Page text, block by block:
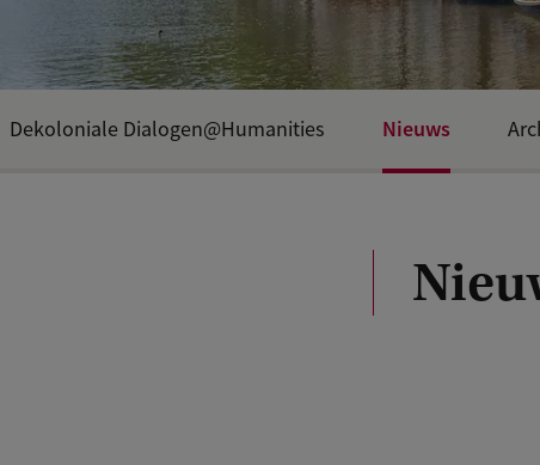
Dekoloniale Dialogen@Humanities Nieuws